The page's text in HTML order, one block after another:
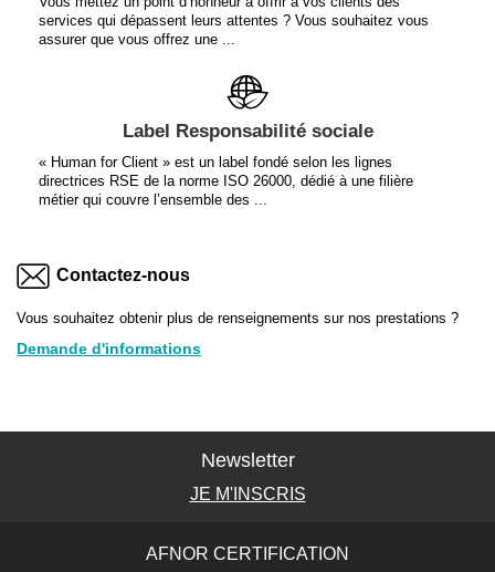
services qui dépassent leurs attentes ? Vous souhaitez vous
assurer que vous offrez une ...
Label Responsabilité sociale
« Human for Client » est un label fondé selon les lignes
directrices RSE de la norme ISO 26000, dédié à une filière
métier qui couvre l’ensemble des ...
Contactez-nous
Vous souhaitez obtenir plus de renseignements sur nos prestations ?
Demande d'informations
Newsletter
JE M'INSCRIS
AFNOR CERTIFICATION